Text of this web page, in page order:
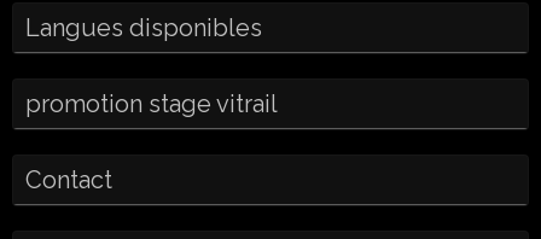
Langues disponibles
promotion stage vitrail
Contact